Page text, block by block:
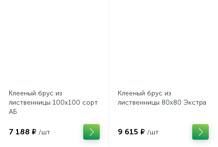
Клееный брус из
лиственницы 100х100 сорт
АБ
7 188 ₽ /шт
Клееный брус из
лиственницы 80х80 Экстра
9 615 ₽ /шт